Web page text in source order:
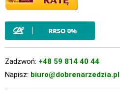
Zadzwoń: +48 59 814 40 44
Napisz: biuro@dobrenarzedzia.pl